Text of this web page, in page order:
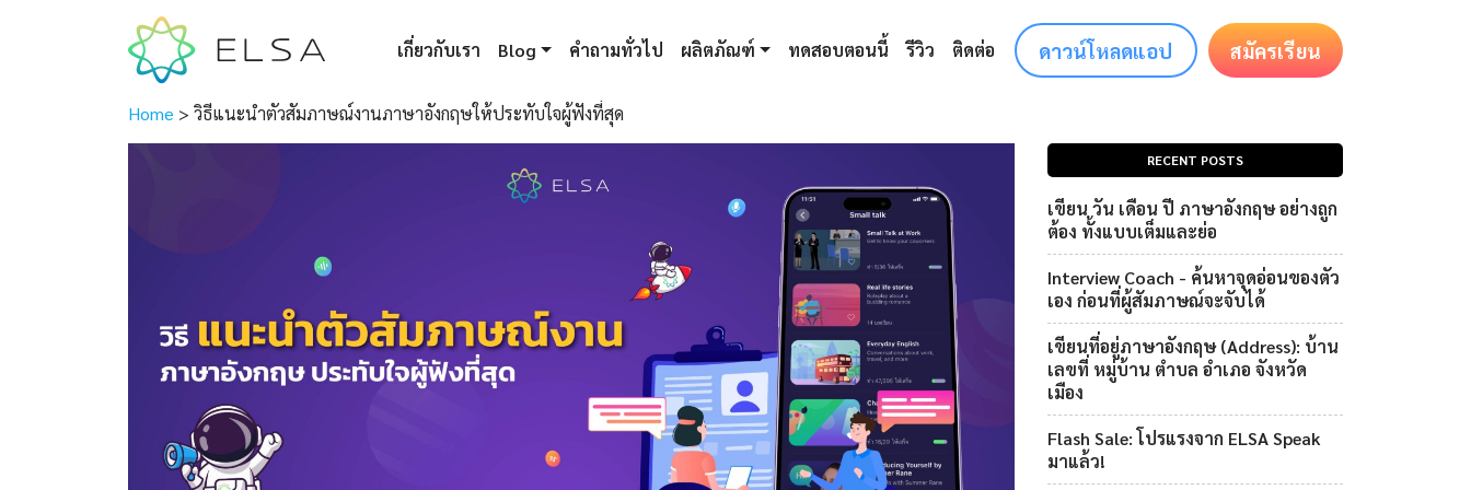
เกี่ยวกับเรา Blog คำถามทั่วไป ผลิตภัณฑ์ ทดสอบตอนนี้ รีวิว ติดต่อ ดาวน์โหลดแอป สมัครเรียน
Home > วิธีแนะนำตัวสัมภาษณ์งานภาษาอังกฤษให้ประทับใจผู้ฟังที่สุด
RECENT POSTS
เขียน วัน เดือน ปี ภาษาอังกฤษ อย่างถูก
ต้อง ทั้งแบบเต็มและย่อ
Interview Coach - ค้นหาจุดอ่อนของตัว
เอง ก่อนที่ผู้สัมภาษณ์จะจับได้
เขียนที่อยู่ภาษาอังกฤษ (Address): บ้าน
เลขที่ หมู่บ้าน ตำบล อำเภอ จังหวัด
เมือง
Flash Sale: โปรแรงจาก ELSA Speak
มาแล้ว!